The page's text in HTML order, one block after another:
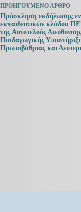
ΠΡΟΗΓΟΎΜΕΝΟΆΡΘΡΟ
Πρόσκληση εκδήλωσης
εκπαιδευτικών κλάδου
της Αυτοτελούς
Παιδαγωγικής
Πρωτοβάθμιας και